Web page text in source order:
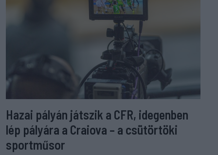
Hazai pályán játszik a CFR, idegenben
lép pályára a Craiova – a csütörtöki
sportműsor